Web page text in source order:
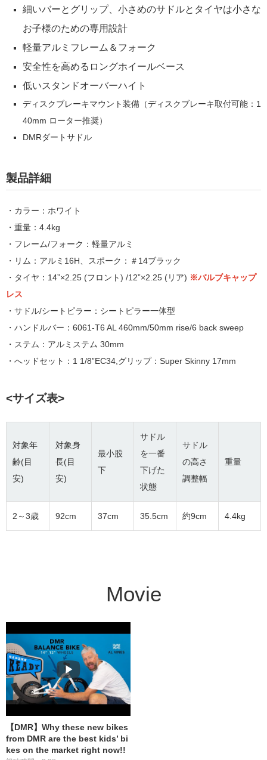
細いバーとグリップ、小さめのサドルとタイヤは小さな
お子様のための専用設計
軽量アルミフレーム＆フォーク
安全性を高めるロングホイールベース
低いスタンドオーバーハイト
ディスクブレーキマウント装備（ディスクブレーキ取付可能：1
40mm ローター推奨）
DMRダートサドル
製品詳細
・カラー：ホワイト
・重量：4.4kg
・フレーム/フォーク：軽量アルミ
・リム：アルミ16H、スポーク：＃14ブラック
・タイヤ：14”×2.25 (フロント) /12”×2.25 (リア) ※バルブキャップ
レス
・サドル/シートピラー：シートピラー一体型
・ハンドルバー：6061-T6 AL 460mm/50mm rise/6 back sweep
・ステム：アルミステム 30mm
・へッドセット：1 1/8”EC34,グリップ：Super Skinny 17mm
<サイズ表>
対象年
齢(目
安)
対象身
長(目
安)
最小股
下
サドル
を一番
下げた
状態
サドル
の高さ
調整幅
重量
2～3歳 92cm 37cm 35.5cm 約9cm 4.4kg
Movie
【DMR】Why these new bikes
from DMR are the best kids’ bi
kes on the market right now!!